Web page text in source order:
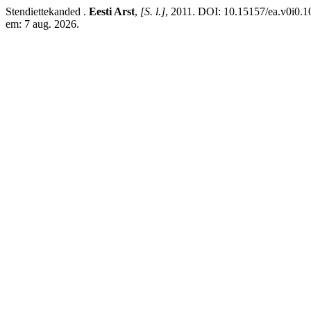
Stendiettekanded . Eesti Arst, [S. l.], 2011. DOI: 10.15157/
em: 7 aug. 2026.